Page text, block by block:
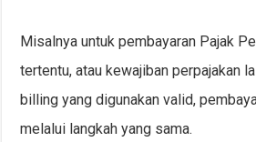
Misalnya untuk pembayaran Pajak
tertentu, atau kewajiban perpajakan
billing yang digunakan valid,
melalui langkah yang sama.